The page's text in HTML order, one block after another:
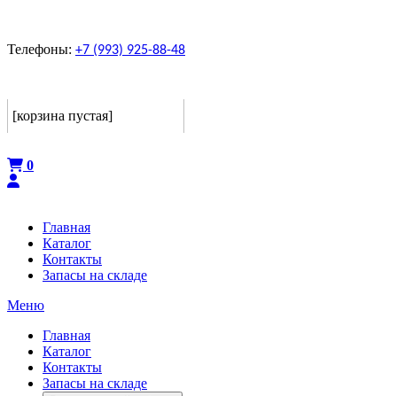
Телефоны: +7 (993) 925-88-48
[корзина пустая]
0
Главная
Каталог
Контакты
Запасы на складе
Меню
Главная
Каталог
Контакты
Запасы на складе